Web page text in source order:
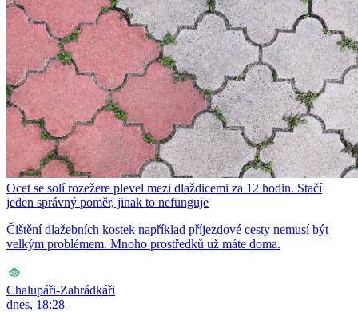
Ocet se solí rozežere plevel mezi dlaždicemi za 12 hodin. Stačí
jeden správný poměr, jinak to nefunguje
Čištění dlažebních kostek například příjezdové cesty nemusí být
velkým problémem. Mnoho prostředků už máte doma.
Chalupáři-Zahrádkáři
dnes, 18:28